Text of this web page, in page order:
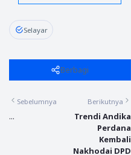
Selayar
Berbagi
Sebelumnya
...
Berikutnya
Trendi Andika
Perdana
Kembali
Nakhodai DPD